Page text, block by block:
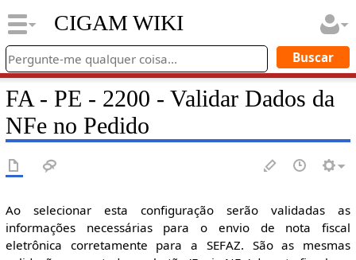
CIGAM WIKI
FA - PE - 2200 - Validar Dados da
NFe no Pedido
Ao selecionar esta configuração serão validadas as
informações necessárias para o envio de nota fiscal
eletrônica corretamente para a SEFAZ. São as mesmas